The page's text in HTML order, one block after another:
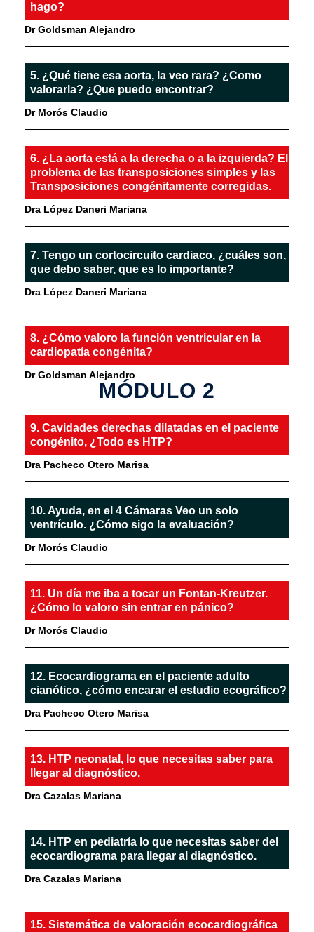
hago?
Dr Goldsman Alejandro
5. ¿Qué tiene esa aorta, la veo rara? ¿Como
valorarla? ¿Que puedo encontrar?
Dr Morós Claudio
6. ¿La aorta está a la derecha o a la izquierda? El
problema de las transposiciones simples y las
Transposiciones congénitamente corregidas.
Dra López Daneri Mariana
7. Tengo un cortocircuito cardiaco, ¿cuáles son,
que debo saber, que es lo importante?
Dra López Daneri Mariana
8. ¿Cómo valoro la función ventricular en la
cardiopatía congénita?
Dr Goldsman Alejandro
MÓDULO 2
9. Cavidades derechas dilatadas en el paciente
congénito, ¿Todo es HTP?
Dra Pacheco Otero Marisa
10. Ayuda, en el 4 Cámaras Veo un solo
ventrículo. ¿Cómo sigo la evaluación?
Dr Morós Claudio
11. Un día me iba a tocar un Fontan-Kreutzer.
¿Cómo lo valoro sin entrar en pánico?
Dr Morós Claudio
12. Ecocardiograma en el paciente adulto
cianótico, ¿cómo encarar el estudio ecográfico?
Dra Pacheco Otero Marisa
13. HTP neonatal, lo que necesitas saber para
llegar al diagnóstico.
Dra Cazalas Mariana
14. HTP en pediatría lo que necesitas saber del
ecocardiograma para llegar al diagnóstico.
Dra Cazalas Mariana
15. Sistemática de valoración ecocardiográfica